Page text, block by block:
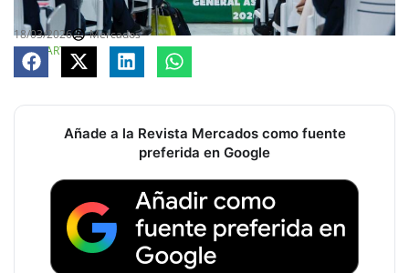
18/03/2026
Mercados
COMPARTE
Añade a la Revista Mercados como fuente
preferida en Google